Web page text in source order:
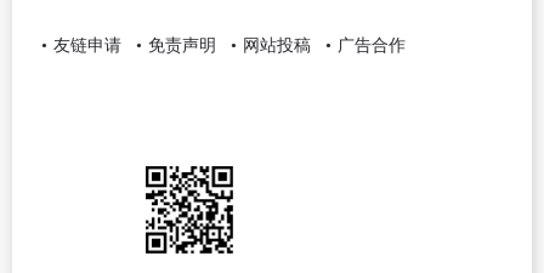
友链申请 免责声明 网站投稿 广告合作